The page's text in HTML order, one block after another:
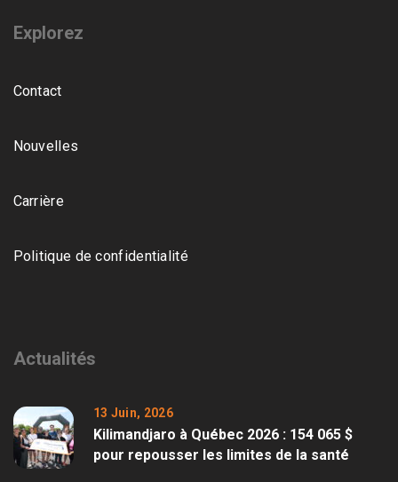
Explorez
Contact
Nouvelles
Carrière
Politique de confidentialité
Actualités
13 Juin, 2026
Kilimandjaro à Québec 2026 : 154 065 $
pour repousser les limites de la santé